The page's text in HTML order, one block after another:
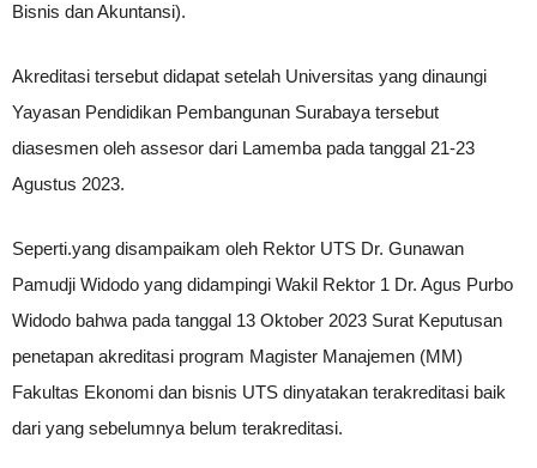
Bisnis dan Akuntansi).
Akreditasi tersebut didapat setelah Universitas yang dinaungi
Yayasan Pendidikan Pembangunan Surabaya tersebut
diasesmen oleh assesor dari Lamemba pada tanggal 21-23
Agustus 2023.
Seperti.yang disampaikam oleh Rektor UTS Dr. Gunawan
Pamudji Widodo yang didampingi Wakil Rektor 1 Dr. Agus Purbo
Widodo bahwa pada tanggal 13 Oktober 2023 Surat Keputusan
penetapan akreditasi program Magister Manajemen (MM)
Fakultas Ekonomi dan bisnis UTS dinyatakan terakreditasi baik
dari yang sebelumnya belum terakreditasi.